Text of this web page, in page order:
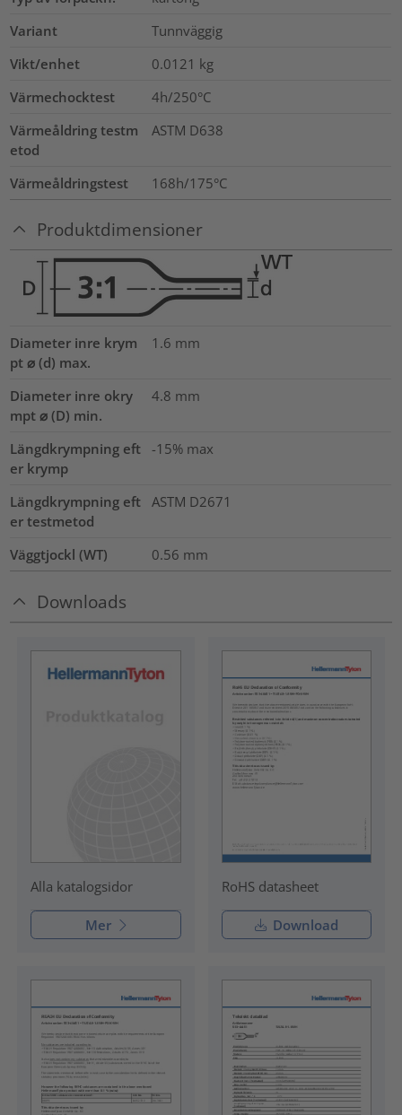
Variant
Tunnväggig
Vikt/enhet
0.0121 kg
Värmechocktest
4h/250°C
Värmeåldring testm
etod
ASTM D638
Värmeåldringstest 168h/175°C
Produktdimensioner
Diameter inre krym
pt ⌀ (d) max.
1.6 mm
Diameter inre okry
mpt ⌀ (D) min.
4.8 mm
Längdkrympning eft
er krymp
-15% max
Längdkrympning eft
er testmetod
ASTM D2671
Väggtjockl (WT) 0.56 mm
Downloads
Alla katalogsidor
Mer
RoHS datasheet
Download